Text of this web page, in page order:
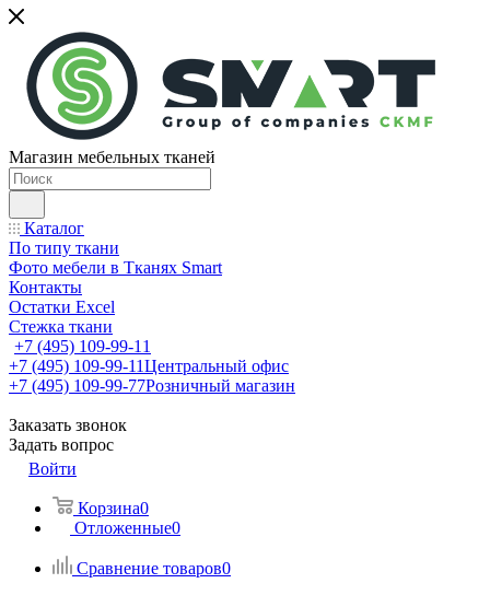
Магазин мебельных тканей
Каталог
По типу ткани
Фото мебели в Тканях Smart
Контакты
Остатки Excel
Стежка ткани
+7 (495) 109-99-11
+7 (495) 109-99-11Центральный офис
+7 (495) 109-99-77Розничный магазин
Заказать звонок
Задать вопрос
Войти
Корзина0
Отложенные0
Сравнение товаров0